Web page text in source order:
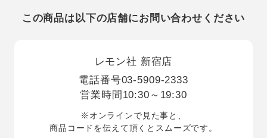
この商品は以下の店舗にお問い合わせください
レモン社 新宿店
電話番号03-5909-2333
営業時間 10:30～19:30
※オンラインで見た事と、
商品コードを伝えて頂くとスムーズです。